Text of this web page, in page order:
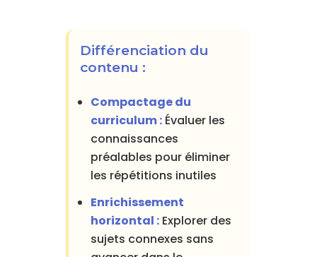
Différenciation du
contenu :
Compactage du
curriculum :Évaluer les
connaissances
préalables pour éliminer
les répétitions inutiles
Enrichissement
horizontal :Explorer des
sujets connexes sans